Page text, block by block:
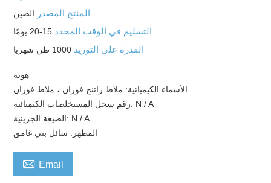
المنتج المصدر الصين
التسليم في الوقت المحدد 15-20 يومًا
القدرة على التوريد 1000 طن شهريا
هوية
الأسماء الكيميائية: ملاط ​​راتنج فوران ، ملاط ​​فوران
رقم سجل المستخلصات الكيميائية: N / A
الصيغة الجزيئية: N / A
المظهر: سائل بني غامق
 Email